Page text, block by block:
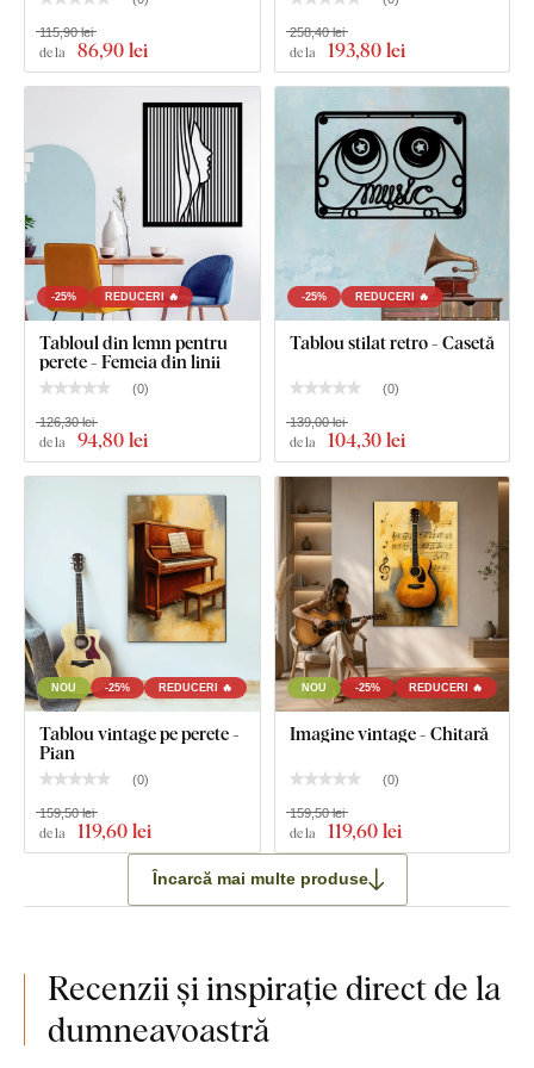
Ce este inclus în pachet?
Tablou POP ART din lemn - Michael Jackson
de la 86,90 lei
115,90 lei
de la 193,80 lei
258,40 lei
-25% REDUCERI 🔥
Tabloul din lemn pentru
perete - Femeia din linii
(0)
de la 94,80 lei
126,30 lei
-25% REDUCERI 🔥
Tablou stilat retro - Casetă
(0)
de la 104,30 lei
139,00 lei
NOU -25% REDUCERI 🔥
Tablou vintage pe perete -
Pian
(0)
de la 119,60 lei
159,50 lei
NOU -25% REDUCERI 🔥
Imagine vintage - Chitară
(0)
de la 119,60 lei
159,50 lei
Încarcă mai multe produse
Recenzii și inspirație direct de la
dumneavoastră